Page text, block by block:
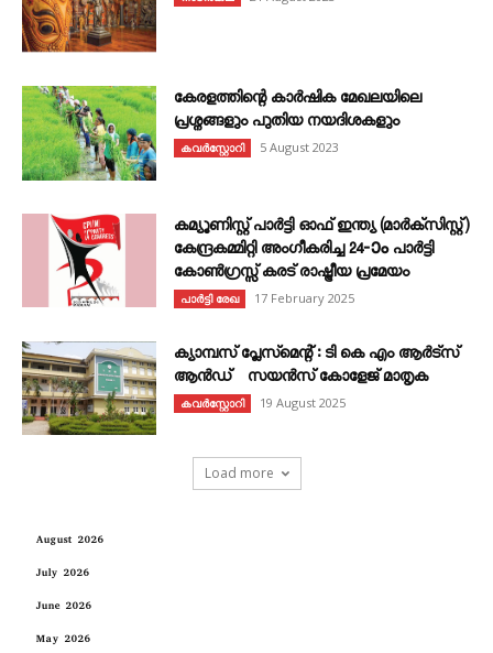
കേരളത്തിന്റെ കാർഷിക മേഖലയിലെ
പ്രശ്നങ്ങളും പുതിയ നയദിശകളും
കവര്‍സ്റ്റോറി 5 August 2023
കമ്യൂണിസ്റ്റ് പാർട്ടി ഓഫ് ഇന്ത്യ (മാർക്സിസ്റ്റ്)
കേന്ദ്രകമ്മിറ്റി അംഗീകരിച്ച 24‐ാം പാർട്ടി
കോൺഗ്രസ്സ് കരട് രാഷ്ട്രീയ പ്രമേയം
പാർട്ടി രേഖ 17 February 2025
ക്യാമ്പസ് പ്ലേസ്മെന്റ് : ടി കെ എം ആർട്സ്
ആൻഡ് സയൻസ് കോളേജ് മാതൃക
കവര്‍സ്റ്റോറി 19 August 2025
Load more
August 2026
July 2026
June 2026
May 2026